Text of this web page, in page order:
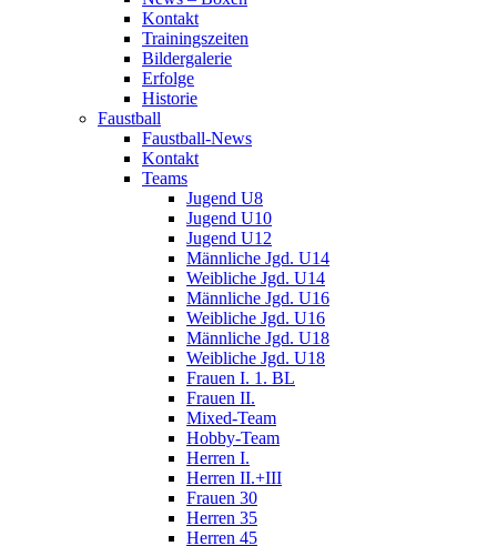
Kontakt
Trainingszeiten
Bildergalerie
Erfolge
Historie
Faustball
Faustball-News
Kontakt
Teams
Jugend U8
Jugend U10
Jugend U12
Männliche Jgd. U14
Weibliche Jgd. U14
Männliche Jgd. U16
Weibliche Jgd. U16
Männliche Jgd. U18
Weibliche Jgd. U18
Frauen I. 1. BL
Frauen II.
Mixed-Team
Hobby-Team
Herren I.
Herren II.+III
Frauen 30
Herren 35
Herren 45